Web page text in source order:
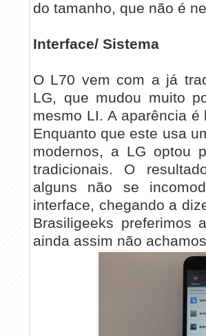
do tamanho, que não é
Interface/ Sistema
O L70 vem com a já
LG, que mudou muito
mesmo LI. A aparência
Enquanto que este usa
modernos, a LG optou
tradicionais. O
alguns não se
interface, chegando a
Brasiligeeks preferimos
ainda assim não